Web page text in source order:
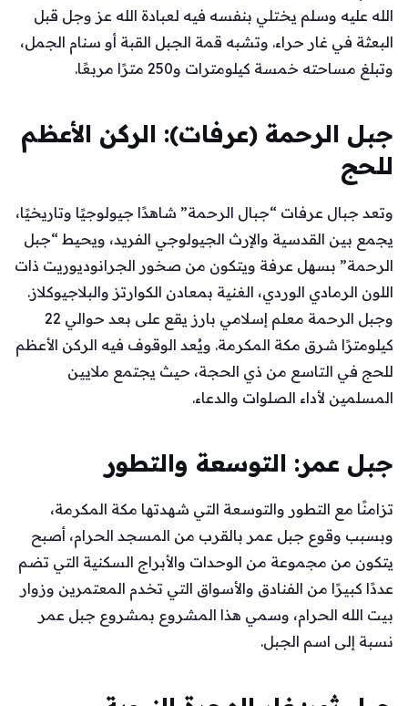
الله عليه وسلم يختلي بنفسه فيه لعبادة الله عز وجل قبل
البعثة في غار حراء. وتشبه قمة الجبل القبة أو سنام الجمل،
وتبلغ مساحته خمسة كيلومترات و250 مترًا مربعًا.
جبل الرحمة (عرفات): الركن الأعظم
للحج
وتعد جبال عرفات “جبال الرحمة” شاهدًا جيولوجيًا وتاريخيًا،
يجمع بين القدسية والإرث الجيولوجي الفريد، ويحيط “جبل
الرحمة” بسهل عرفة ويتكون من صخور الجرانوديوريت ذات
اللون الرمادي الوردي، الغنية بمعادن الكوارتز والبلاجيوكلاز.
وجبل الرحمة معلم إسلامي بارز يقع على بعد حوالي 22
كيلومترًا شرق مكة المكرمة. ويُعد الوقوف فيه الركن الأعظم
للحج في التاسع من ذي الحجة، حيث يجتمع ملايين
المسلمين لأداء الصلوات والدعاء.
جبل عمر: التوسعة والتطور
تزامنًا مع التطور والتوسعة التي شهدتها مكة المكرمة،
وبسبب وقوع جبل عمر بالقرب من المسجد الحرام، أصبح
يتكون من مجموعة من الوحدات والأبراج السكنية التي تضم
عددًا كبيرًا من الفنادق والأسواق التي تخدم المعتمرين وزوار
بيت الله الحرام، وسمي هذا المشروع بمشروع جبل عمر
نسبة إلى اسم الجبل.